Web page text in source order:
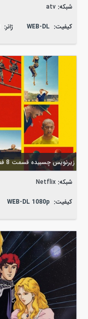
شبکه: atv
کیفیت: WEB-DL ژانر:
زیرنویس چسبیده قسمت 8 فصل اول اضافه شد
شبکه: Netflix
کیفیت: WEB-DL 1080p